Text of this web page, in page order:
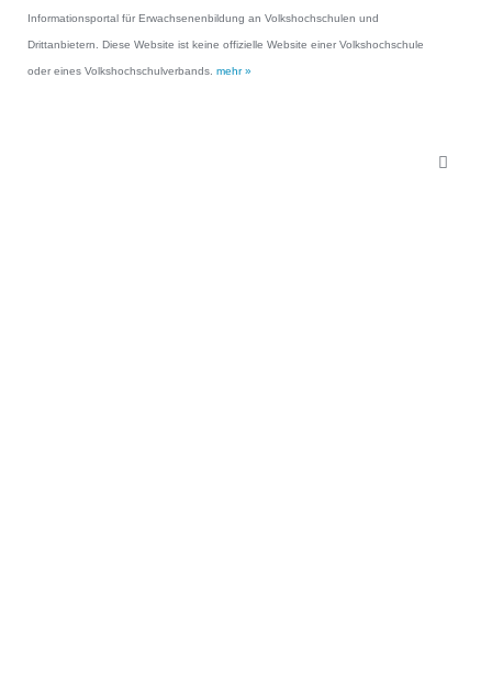
Informationsportal für Erwachsenenbildung an Volkshochschulen und
Drittanbietern. Diese Website ist keine offizielle Website einer Volkshochschule
oder eines Volkshochschulverbands. mehr »